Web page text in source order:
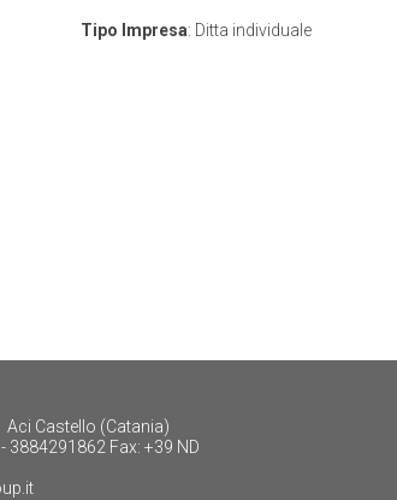
Tipo Impresa: Ditta individuale
Aci Castello (Catania)
3884291862 Fax: +39 ND